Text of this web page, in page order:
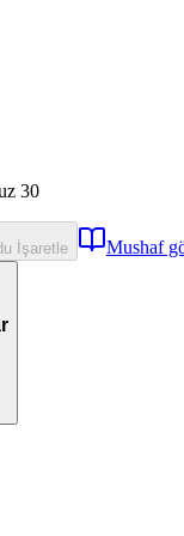
30
İşaretle Mushaf